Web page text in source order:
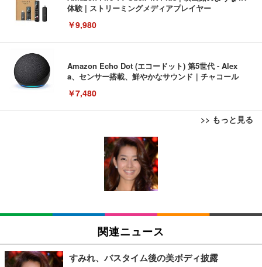
体験 | ストリーミングメディアプレイヤー
￥9,980
Amazon Echo Dot (エコードット) 第5世代 - Alex
a、センサー搭載、鮮やかなサウンド｜チャコール
￥7,480
>> もっと見る
[EdoErgo] オフィスチェア 椅子 テレワーク 疲れな
い 跳ね上げ式アームレスト コンパクト 約105度ロッ
キング pc 事務椅子 360度回転 座面昇降 強化ナイロ
ン樹脂ベース 通気性メッシュ 在宅ワーク H-WY01
(黒網+黒枠+黒足)
SIHOO B100 オフィスチェア／デスクチェア メッシ
ュチェア 人間工学 疲れない ブラック
￥27,999
EIZO ビジネス向けプレミアムモニター | FlexScan
EV3240X-WT | 31.5型4K UHD・USB Type-C・ホワ
￥105,595
EIZO ビジネス向けプレミアムモニター | FlexScan
￥109,572
Amazonベーシック ペットシーツ 薄型 レギュラー 1
回使い捨て 無香料 ホワイト 300枚
Amazonベーシック ペットシーツ 厚型 ワイド 42枚
x2袋(84枚) ホワイト(吸収面:ライトブルー)
￥3,234
関連ニュース
すみれ、バスタイム後の美ボディ披露